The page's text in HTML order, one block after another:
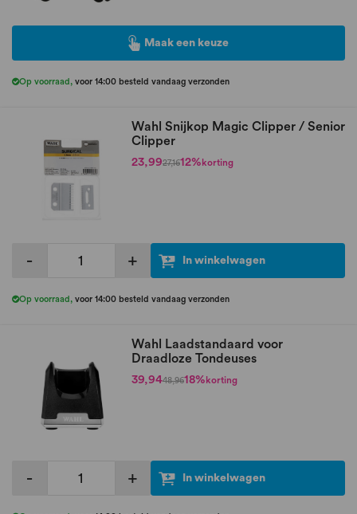
Maak een keuze
Op voorraad , voor 14:00 besteld vandaag verzonden
Wahl Snijkop Magic Clipper / Senior
Clipper
23,9927,1612% korting
- + In winkelwagen
Op voorraad , voor 14:00 besteld vandaag verzonden
Wahl Laadstandaard voor
Draadloze Tondeuses
39,9448,9618% korting
- + In winkelwagen